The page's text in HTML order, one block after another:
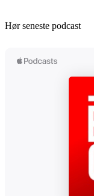
Hør seneste podcast